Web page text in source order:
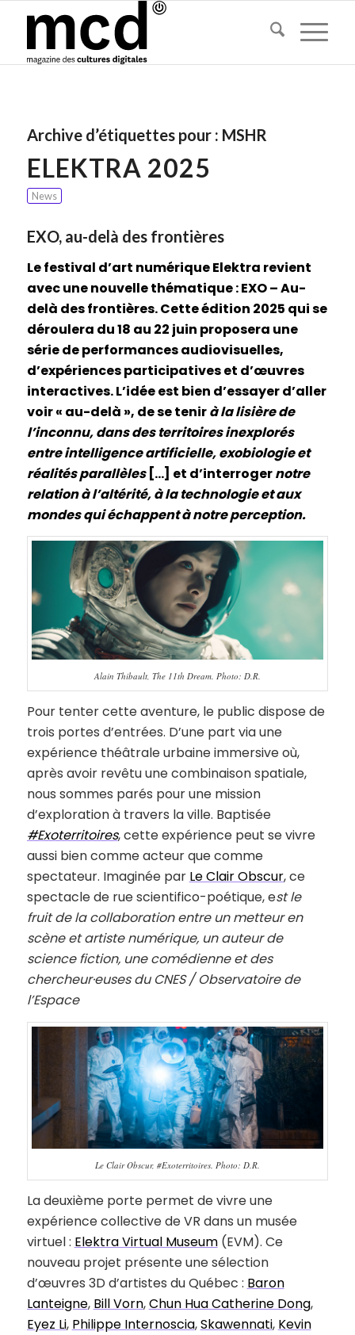
Archive d’étiquettes pour : MSHR
ELEKTRA 2025
News
EXO, au-delà des frontières
Le festival d’art numérique Elektra revient
avec une nouvelle thématique : EXO – Au-
delà des frontières. Cette édition 2025 qui se
déroulera du 18 au 22 juin proposera une
série de performances audiovisuelles,
d’expériences participatives et d’œuvres
interactives. L’idée est bien d’essayer d’aller
voir « au-delà », de se tenirà la lisière de
l’inconnu, dans des territoires inexplorés
entre intelligence artificielle, exobiologie et
réalités parallèles[…] et d’interrogernotre
relation à l’altérité, à la technologie et aux
mondes qui échappent à notre perception.
Alain Thibault, The 11th Dream. Photo: D.R.
Pour tenter cette aventure, le public dispose de
trois portes d’entrées. D’une part via une
expérience théâtrale urbaine immersive où,
après avoir revêtu une combinaison spatiale,
nous sommes parés pour une mission
d’exploration à travers la ville. Baptisée
#Exoterritoires, cette expérience peut se vivre
aussi bien comme acteur que comme
spectateur. Imaginée par Le Clair Obscur, ce
spectacle de rue scientifico-poétique, est le
fruit de la collaboration entre un metteur en
scène et artiste numérique, un auteur de
science fiction, une comédienne et des
chercheur·euses du CNES / Observatoire de
l’Espace
Le Clair Obscur, #Exoterritoires. Photo: D.R.
La deuxième porte permet de vivre une
expérience collective de VR dans un musée
virtuel : Elektra Virtual Museum(EVM). Ce
nouveau projet présente une sélection
d’œuvres 3D d’artistes du Québec : Baron
Lanteigne, Bill Vorn,Chun Hua Catherine Dong,
Eyez Li, Philippe Internoscia,Skawennati, Kevin